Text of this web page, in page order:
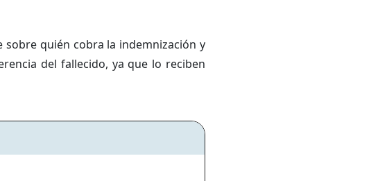
sobre quién cobra la indemnización y
del fallecido, ya que lo reciben